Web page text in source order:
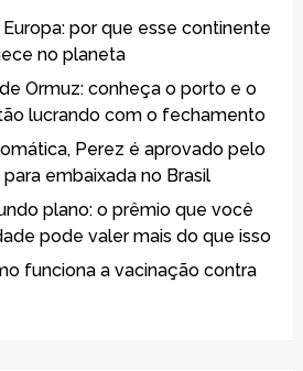
por que esse continente
no planeta
Ormuz: conheça o porto e o
lucrando com o fechamento
Perez é aprovado pelo
embaixada no Brasil
plano: o prêmio que você
pode valer mais do que isso
funciona a vacinação contra